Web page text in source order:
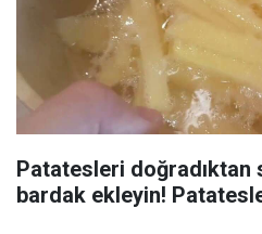
Patatesleri doğradıktan
bardak ekleyin!